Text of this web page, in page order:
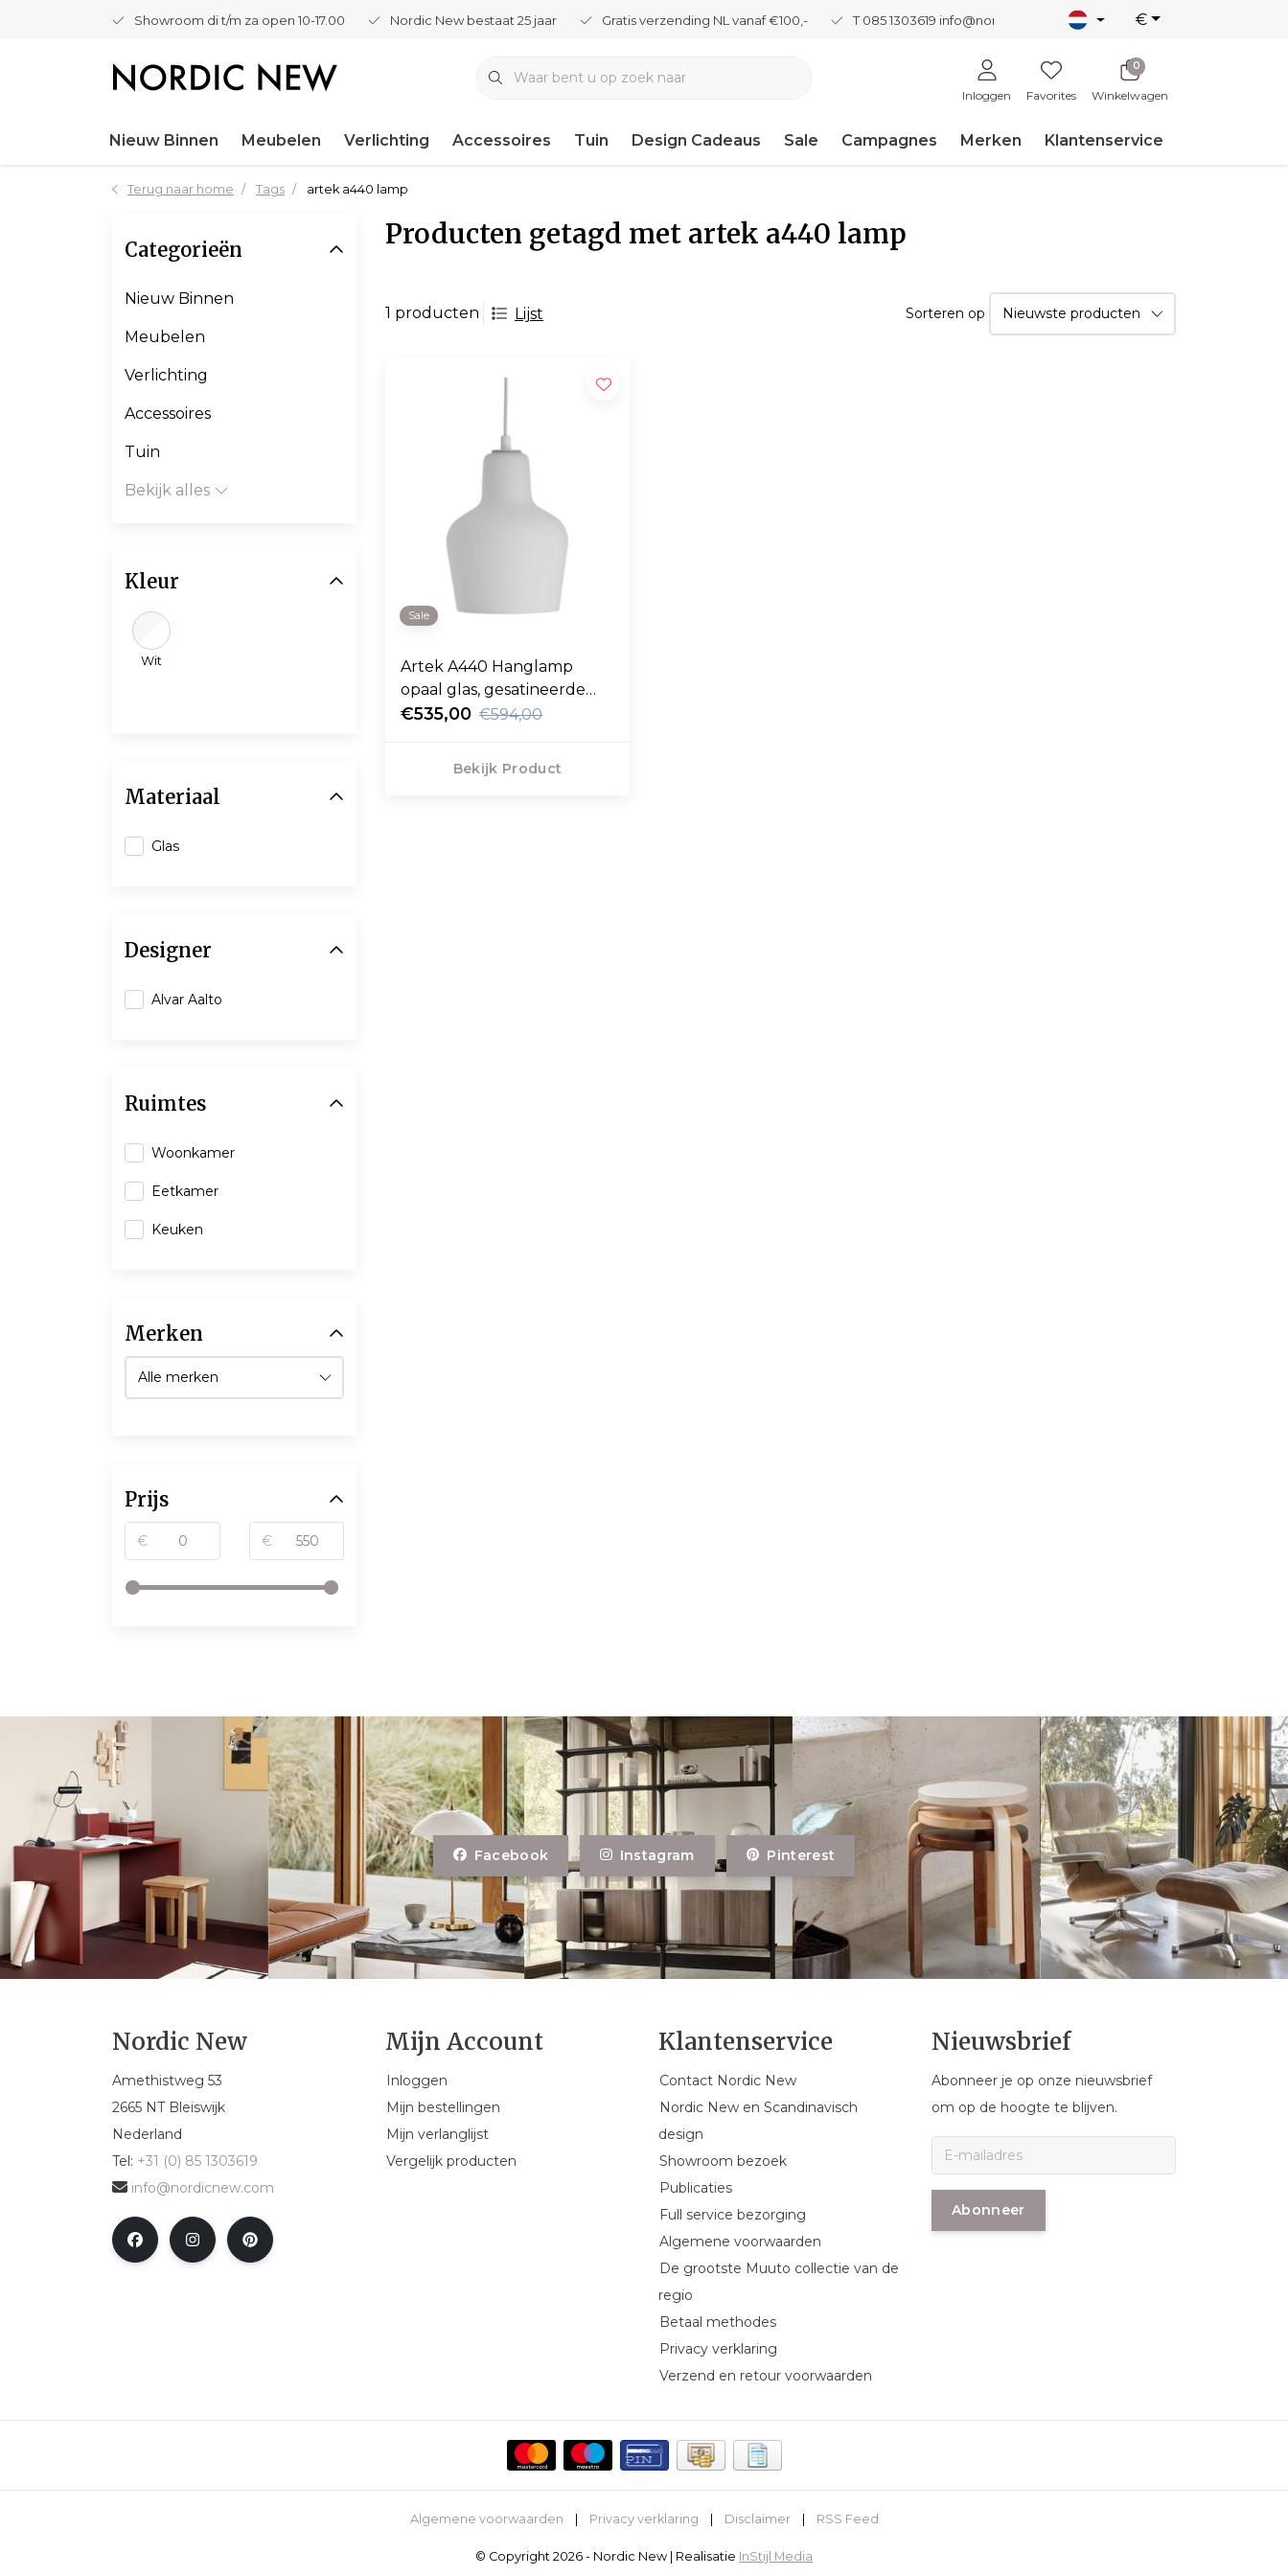
Showroom di t/m za open 10-17.00 Nordic New bestaat 25 jaar Gratis verzending NL vanaf €100,- T 085 1303619 info@nordicnew.nl €
Inloggen Favorites
0
Winkelwagen
Nieuw Binnen Meubelen Verlichting Accessoires Tuin Design Cadeaus Sale Campagnes Merken Klantenservice
Terug naar home Tags artek a440 lamp
Producten getagd met artek a440 lamp
1 producten Lijst Sorteren op
Sale
Artek A440 Hanglamp
opaal glas, gesatineerde
afwerking
€535,00 €594,00
Bekijk Product
Categorieën
Nieuw Binnen
Meubelen
Verlichting
Accessoires
Tuin
Bekijk alles
Kleur
Wit
Materiaal
Glas
Designer
Alvar Aalto
Ruimtes
Woonkamer
Eetkamer
Keuken
Merken
Prijs
€ €
Facebook Instagram Pinterest
Nordic New
Amethistweg 53
2665 NT Bleiswijk
Nederland
Tel: +31 (0) 85 1303619
info@nordicnew.com
Mijn Account
Inloggen
Mijn bestellingen
Mijn verlanglijst
Vergelijk producten
Klantenservice
Contact Nordic New
Nordic New en Scandinavisch
design
Showroom bezoek
Publicaties
Full service bezorging
Algemene voorwaarden
De grootste Muuto collectie van de
regio
Betaal methodes
Privacy verklaring
Verzend en retour voorwaarden
Nieuwsbrief
Abonneer je op onze nieuwsbrief
om op de hoogte te blijven.
Abonneer
Algemene voorwaarden Privacy verklaring Disclaimer RSS Feed
© Copyright 2026 - Nordic New | Realisatie InStijl Media